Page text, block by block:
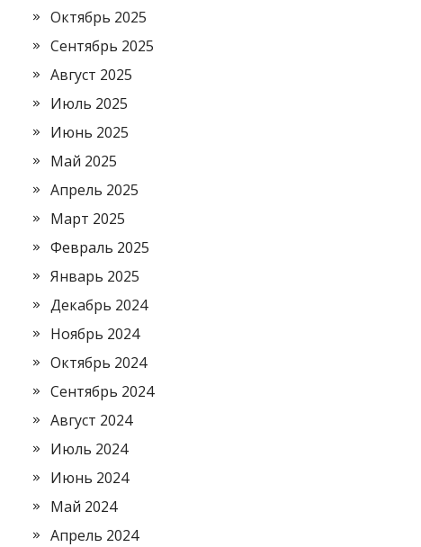
Октябрь 2025
Сентябрь 2025
Август 2025
Июль 2025
Июнь 2025
Май 2025
Апрель 2025
Март 2025
Февраль 2025
Январь 2025
Декабрь 2024
Ноябрь 2024
Октябрь 2024
Сентябрь 2024
Август 2024
Июль 2024
Июнь 2024
Май 2024
Апрель 2024